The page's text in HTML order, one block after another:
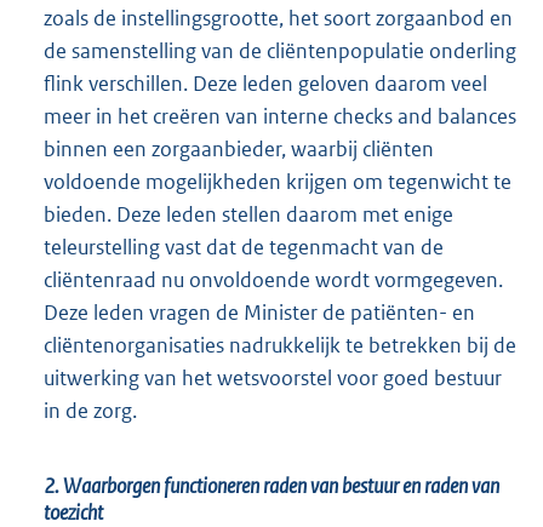
zoals de instellingsgrootte, het soort zorgaanbod en
de samenstelling van de cliëntenpopulatie onderling
flink verschillen. Deze leden geloven daarom veel
meer in het creëren van interne checks and balances
binnen een zorgaanbieder, waarbij cliënten
voldoende mogelijkheden krijgen om tegenwicht te
bieden. Deze leden stellen daarom met enige
teleurstelling vast dat de tegenmacht van de
cliëntenraad nu onvoldoende wordt vormgegeven.
Deze leden vragen de Minister de patiënten- en
cliëntenorganisaties nadrukkelijk te betrekken bij de
uitwerking van het wetsvoorstel voor goed bestuur
in de zorg.
2. Waarborgen functioneren raden van bestuur en raden van
toezicht